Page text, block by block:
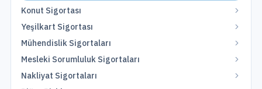
Konut Sigortası
Yeşilkart Sigortası
Mühendislik Sigortaları
Mesleki Sorumluluk Sigortaları
Nakliyat Sigortaları